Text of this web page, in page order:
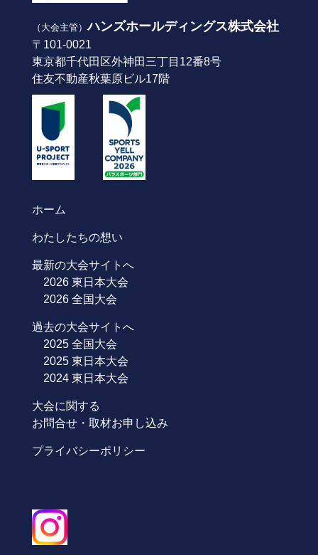
（大会主管）ハンズホールディングス株式会社
〒101-0021
東京都千代田区外神田三丁目12番8号
住友不動産秋葉原ビル17階
ホーム
わたしたちの想い
最新の大会サイトへ
2026 東日本大会
2026 全国大会
過去の大会サイトへ
2025 全国大会
2025 東日本大会
2024 東日本大会
大会に関する
お問合せ・取材お申し込み
プライバシーポリシー